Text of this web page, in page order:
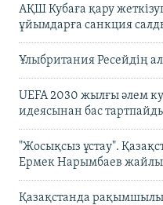
АҚШ Кубаға қару
ұйымдарға санкция
Ұлыбритания Ресейдің
UEFA 2030 жылғы әлем
идеясынан бас
"Жосықсыз ұстау".
Ермек Нарымбаев
Қазақстанда